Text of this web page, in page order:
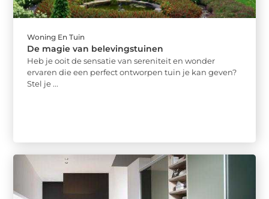
Woning En Tuin
De magie van belevingstuinen
Heb je ooit de sensatie van sereniteit en wonder
ervaren die een perfect ontworpen tuin je kan geven?
Stel je ...